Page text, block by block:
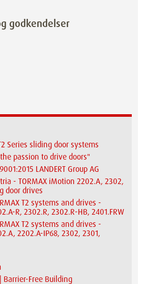
godkendelser
Series sliding door systems
passion to drive doors"
LANDERT Group AG
- TORMAX iMotion 2202.A, 2302,
door drives
T2 systems and drives -
R, 2302.R, 2302.R-HB, 2401.FRW
T2 systems and drives -
2202.A-IP68, 2302, 2301,
Free Building